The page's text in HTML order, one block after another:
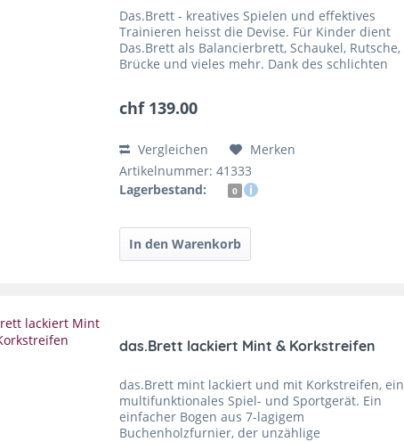
Das.Brett - kreatives Spielen und effektives
Trainieren heisst die Devise. Für Kinder dient
Das.Brett als Balancierbrett, Schaukel, Rutsche,
Brücke und vieles mehr. Dank des schlichten
chf 139.00
Vergleichen
Merken
Artikelnummer: 41333
Lagerbestand:
0
das.Brett lackiert Mint & Korkstreifen
das.Brett mint lackiert und mit Korkstreifen, ein
multifunktionales Spiel- und Sportgerät. Ein
einfacher Bogen aus 7-lagigem
Buchenholzfurnier, der unzählige